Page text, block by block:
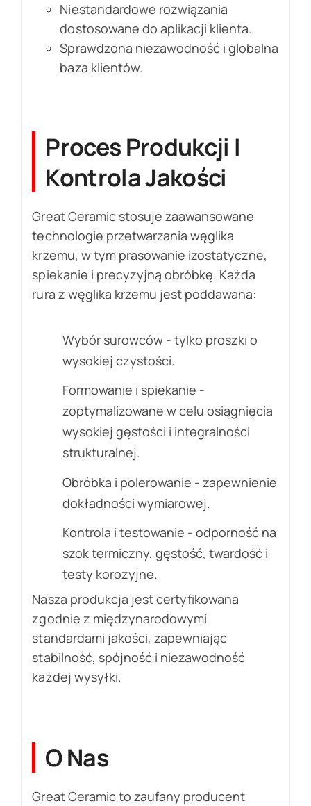
Niestandardowe rozwiązania
dostosowane do aplikacji klienta.
Sprawdzona niezawodność i globalna
baza klientów.
Proces Produkcji I
Kontrola Jakości
Great Ceramic stosuje zaawansowane
technologie przetwarzania węglika
krzemu, w tym prasowanie izostatyczne,
spiekanie i precyzyjną obróbkę. Każda
rura z węglika krzemu jest poddawana:
Wybór surowców - tylko proszki o
wysokiej czystości.
Formowanie i spiekanie -
zoptymalizowane w celu osiągnięcia
wysokiej gęstości i integralności
strukturalnej.
Obróbka i polerowanie - zapewnienie
dokładności wymiarowej.
Kontrola i testowanie - odporność na
szok termiczny, gęstość, twardość i
testy korozyjne.
Nasza produkcja jest certyfikowana
zgodnie z międzynarodowymi
standardami jakości, zapewniając
stabilność, spójność i niezawodność
każdej wysyłki.
O Nas
Great Ceramic to zaufany producent